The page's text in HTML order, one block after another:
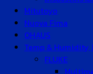
Mitutoyo
Nuova Fima
OHAUS
Temp &
FLUKE